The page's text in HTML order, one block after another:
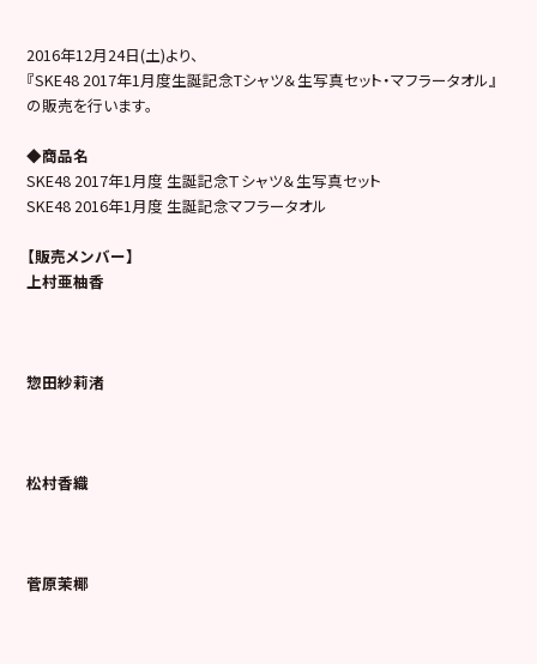
2016年12月24日(土)より、
『SKE48 2017年1月度生誕記念Tシャツ＆生写真セット・マフラータオル』
の販売を行います。
◆商品名
SKE48 2017年1月度 生誕記念Ｔシャツ＆生写真セット
SKE48 2016年1月度 生誕記念マフラータオル
【販売メンバー】
上村亜柚香
惣田紗莉渚
松村香織
菅原茉椰